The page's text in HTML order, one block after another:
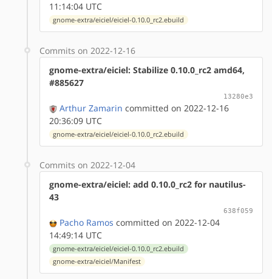
11:14:04 UTC
gnome-extra/eiciel/eiciel-0.10.0_rc2.ebuild
Commits on 2022-12-16
gnome-extra/eiciel: Stabilize 0.10.0_rc2 amd64,
#885627
13280e3
Arthur Zamarin committed on 2022-12-16
20:36:09 UTC
gnome-extra/eiciel/eiciel-0.10.0_rc2.ebuild
Commits on 2022-12-04
gnome-extra/eiciel: add 0.10.0_rc2 for nautilus-
43
638f059
Pacho Ramos committed on 2022-12-04
14:49:14 UTC
gnome-extra/eiciel/eiciel-0.10.0_rc2.ebuild
gnome-extra/eiciel/Manifest